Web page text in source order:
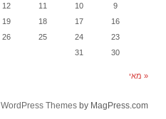
9
10
11
12
16
17
18
19
23
24
25
26
30
31
« מאי
WordPress Themesby MagPress.com